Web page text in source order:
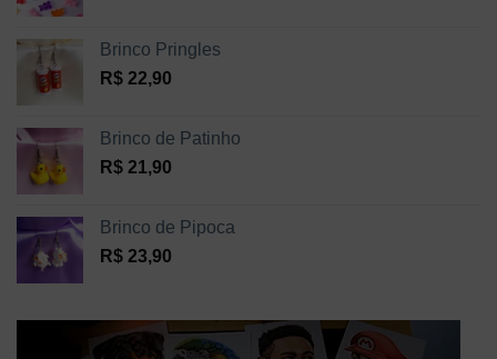
Brinco Pringles
R$ 22,90
Brinco de Patinho
R$ 21,90
Brinco de Pipoca
R$ 23,90